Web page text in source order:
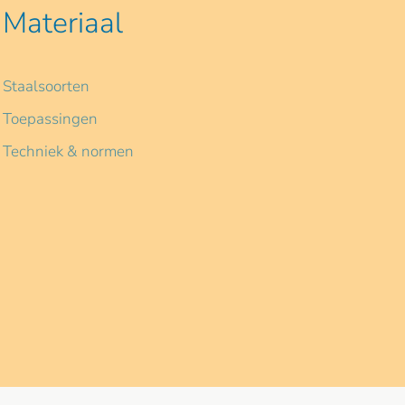
Materiaal
Staalsoorten
Toepassingen
Techniek & normen